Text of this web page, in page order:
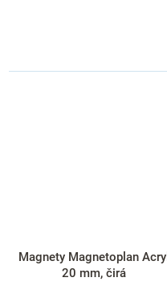
Magnety Magnetoplan Acryl
20 mm, čirá